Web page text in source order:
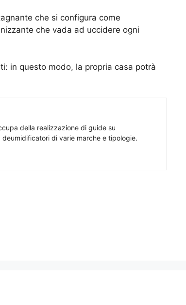
che si configura come
che vada ad uccidere ogni
in questo modo, la propria casa potrà
della realizzazione di guide su
di varie marche e tipologie.